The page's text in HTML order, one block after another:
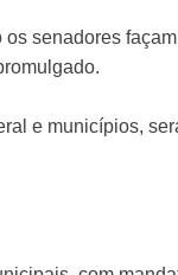
senadores façam
e municípios,